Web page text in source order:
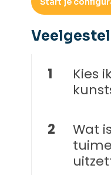
1
Kies
2
Wat